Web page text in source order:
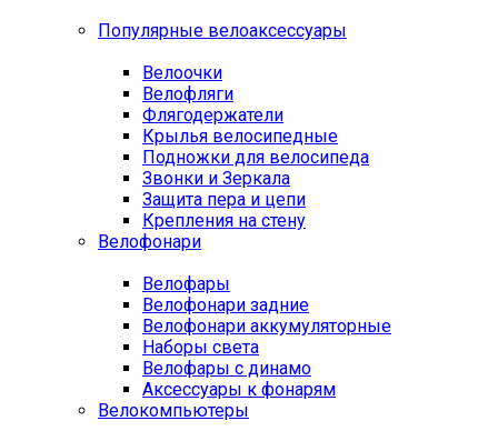
Популярные велоаксессуары
Велоочки
Велофляги
Флягодержатели
Крылья велосипедные
Подножки для велосипеда
Звонки и Зеркала
Защита пера и цепи
Крепления на стену
Велофонари
Велофары
Велофонари задние
Велофонари аккумуляторные
Наборы света
Велофары с динамо
Аксессуары к фонарям
Велокомпьютеры